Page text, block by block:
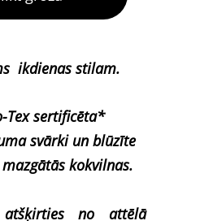
ikdienas stilam.
Tex sertificēta*
svārki un blūzīte
kokvilnas.
no attēlā